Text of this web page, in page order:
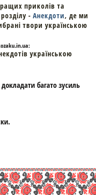
приколів та
- Анекдоти, де ми
твори українською
українською
багато зусиль